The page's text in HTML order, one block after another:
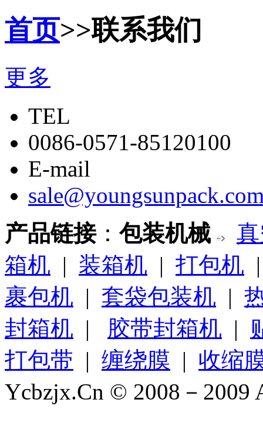
首页>>联系我们
更多
TEL
0086-0571-85120100
E-mail
产品链接：包装机械
箱机 | 装箱机 | 打包机
裹包机 | 套袋包装机 |
封箱机 | 胶带封箱机 |
打包带 | 缠绕膜 | 收缩
Ycbzjx.Cn © 2008－2009